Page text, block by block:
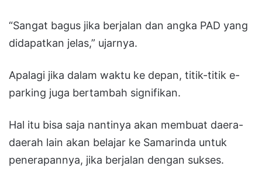
“Sangat bagus jika berjalan dan angka PAD yang
didapatkan jelas,” ujarnya.
Apalagi jika dalam waktu ke depan, titik-titik e-
parking juga bertambah signifikan.
Hal itu bisa saja nantinya akan membuat daera-
daerah lain akan belajar ke Samarinda untuk
penerapannya, jika berjalan dengan sukses.